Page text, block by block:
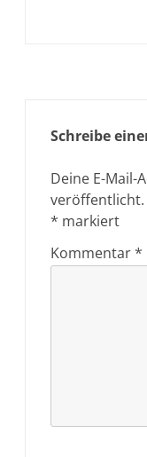
Schreibe
Deine E-Mail-
veröffentlicht.
* markiert
Kommentar*